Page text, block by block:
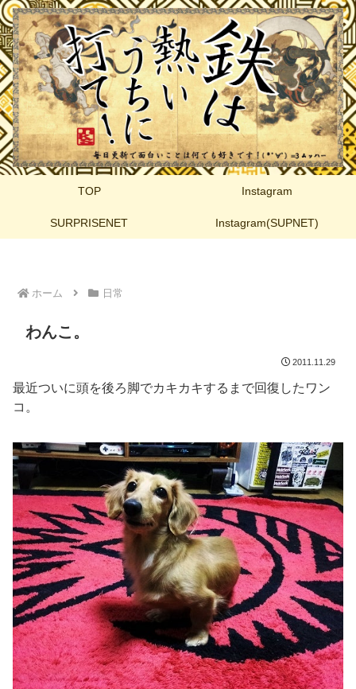
TOP Instagram
SURPRISENET Instagram(SUPNET)
ホーム 日常
わんこ。
2011.11.29
最近ついに頭を後ろ脚でカキカキするまで回復したワン
コ。